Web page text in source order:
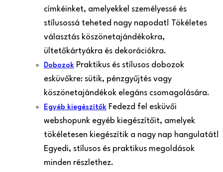
címkéinket, amelyekkel személyessé és
stílusossá teheted nagy napodat! Tökéletes
választás köszönetajándékokra,
ültetőkártyákra és dekorációkra.
Dobozok Praktikus és stílusos dobozok
esküvőkre: sütik, pénzgyűjtés vagy
köszönetajándékok elegáns csomagolására.
Egyéb kiegészítők Fedezd fel esküvői
webshopunk egyéb kiegészítőit, amelyek
tökéletesen kiegészítik a nagy nap hangulatát!
Egyedi, stílusos és praktikus megoldások
minden részlethez.